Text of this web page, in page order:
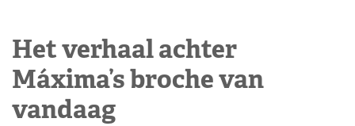
Het verhaal achter
Máxima’s broche van
vandaag